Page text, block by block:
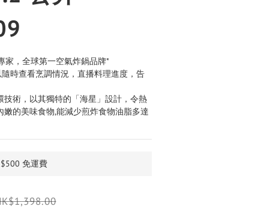
家，全球第一空氣炸鍋品牌*
時查看烹調情況，直播料理進度，告
技術，以其獨特的「海星」設計，令熱
嫩的美味食物,能減少煎炸食物油脂多達
免運費